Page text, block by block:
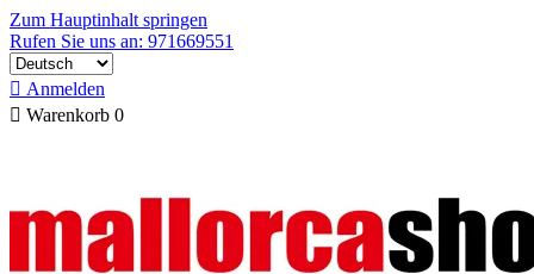
Zum Hauptinhalt springen
Rufen Sie uns an: 971669551
 Anmelden
 Warenkorb 0